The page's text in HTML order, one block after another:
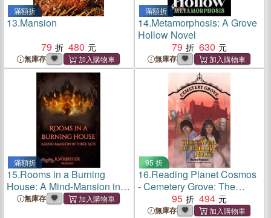
滿額折
13.Mansion
79
480
無庫存
滿額折
14.Metamorphosis: A Grove
Hollow Novel
79
630
無庫存
滿額折
15.Rooms in a Burning
House: A Mind-Mansion in
Three Acts
無庫存
95 折
16.Reading Planet Cosmos
- Cemetery Grove: The
Twins of Hollow House:
Jupiter/Blue
95 494
無庫存